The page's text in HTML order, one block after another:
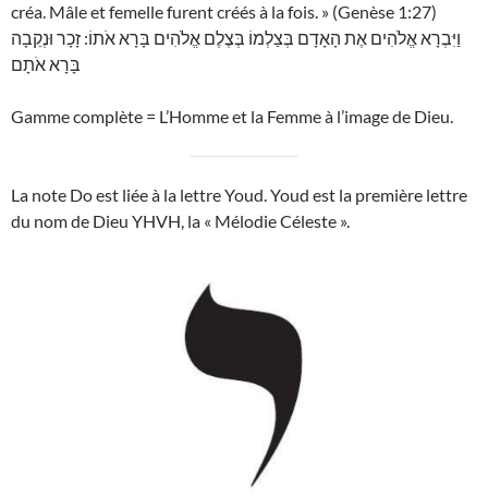
créa. Mâle et femelle furent créés à la fois. » (Genèse 1:27)
וַיִּבְרָא אֱלֹהִים אֶת הָאָדָם בְּצַלְמוֹ בְּצֶלֶם אֱלֹהִים בָּרָא אֹתוֹ: זָכָר וּנְקֵבָה
בָּרָא אֹתָם
Gamme complète = L’Homme et la Femme à l’image de Dieu.
La note Do est liée à la lettre Youd. Youd est la première lettre
du nom de Dieu YHVH, la « Mélodie Céleste ».